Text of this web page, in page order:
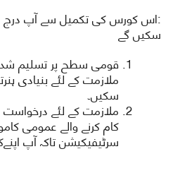
:اس کورس کی تکمیل سے آپ درج
سکیں گے
قومی سطح پر تسلیم
ملازمت کے لئے بنیادی
سکیں۔
ملازمت کے لئے درخواست
کام کرنے والے عمومی
سرٹیفیکیشن تاکہ آپ